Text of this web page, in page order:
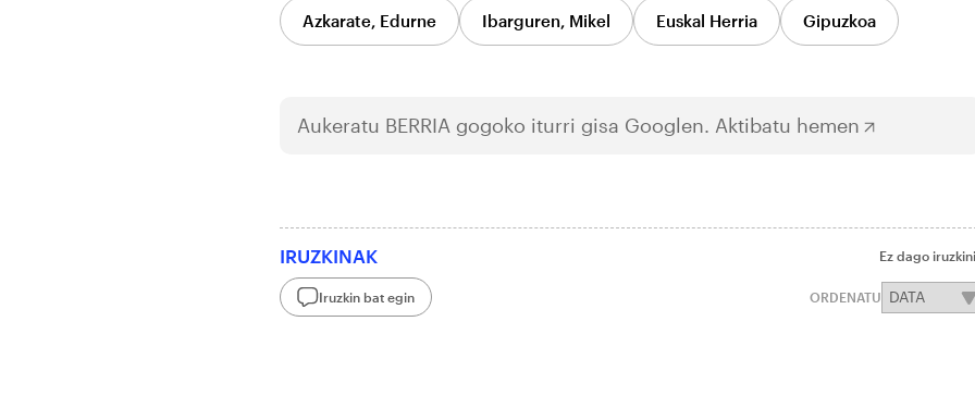
Azkarate, Edurne Ibarguren, Mikel Euskal Herria Gipuzkoa
Aukeratu BERRIA gogoko iturri gisa Googlen. Aktibatu hemen
IRUZKINAK Ez dago
Iruzkin bat egin ORDENATU